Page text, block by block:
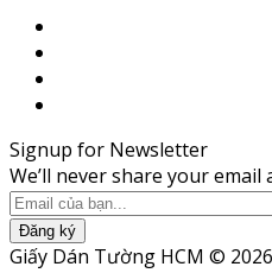
Signup for Newsletter
We’ll never share your email
Đăng ký
Giấy Dán Tường HCM ©